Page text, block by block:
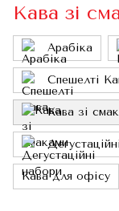
Кава зі
Арабіка
Спешелті
Кава зі
Кава для офісу